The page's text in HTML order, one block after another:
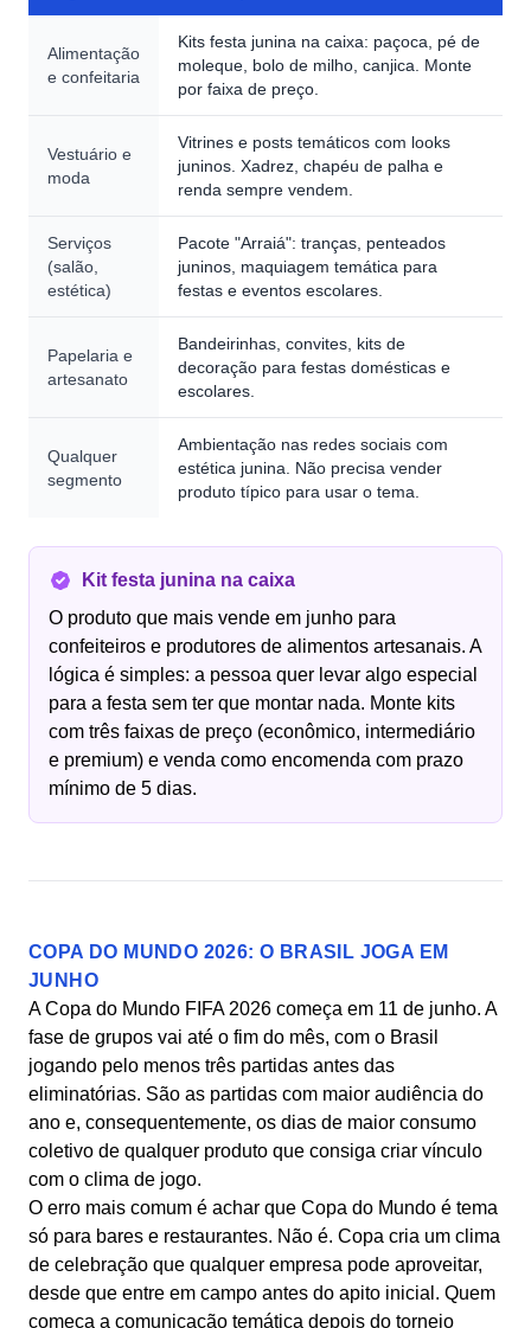
Alimentação
e confeitaria
Kits festa junina na caixa: paçoca, pé de
moleque, bolo de milho, canjica. Monte
por faixa de preço.
Vestuário e
moda
Vitrines e posts temáticos com looks
juninos. Xadrez, chapéu de palha e
renda sempre vendem.
Serviços
(salão,
estética)
Pacote "Arraiá": tranças, penteados
juninos, maquiagem temática para
festas e eventos escolares.
Papelaria e
artesanato
Bandeirinhas, convites, kits de
decoração para festas domésticas e
escolares.
Qualquer
segmento
Ambientação nas redes sociais com
estética junina. Não precisa vender
produto típico para usar o tema.
Kit festa junina na caixa
O produto que mais vende em junho para
confeiteiros e produtores de alimentos artesanais. A
lógica é simples: a pessoa quer levar algo especial
para a festa sem ter que montar nada. Monte kits
com três faixas de preço (econômico, intermediário
e premium) e venda como encomenda com prazo
mínimo de 5 dias.
COPA DO MUNDO 2026: O BRASIL JOGA EM
JUNHO
A Copa do Mundo FIFA 2026 começa em 11 de junho. A
fase de grupos vai até o fim do mês, com o Brasil
jogando pelo menos três partidas antes das
eliminatórias. São as partidas com maior audiência do
ano e, consequentemente, os dias de maior consumo
coletivo de qualquer produto que consiga criar vínculo
com o clima de jogo.
O erro mais comum é achar que Copa do Mundo é tema
só para bares e restaurantes. Não é. Copa cria um clima
de celebração que qualquer empresa pode aproveitar,
desde que entre em campo antes do apito inicial. Quem
começa a comunicação temática depois do torneio